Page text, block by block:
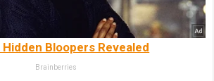
Bloopers Revealed
Brainberries